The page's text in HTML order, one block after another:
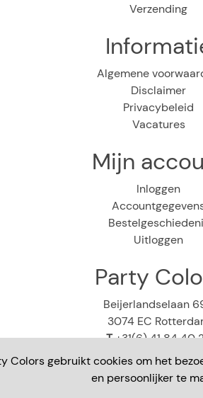
Colors gebruikt cookies om het
en persoonlijker te
Verzending
Algemene
Disclaimer
Privacybeleid
Vacatures
Mijn
Inloggen
Uitloggen
Party
Beijerlandselaan
3074 EC
T+31(6) 41 84 40